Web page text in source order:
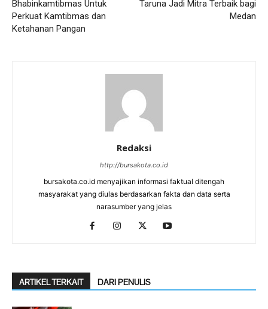
Bhabinkamtibmas Untuk
Perkuat Kamtibmas dan
Ketahanan Pangan
Taruna Jadi Mitra Terbaik bagi
Medan
Redaksi
http://bursakota.co.id
bursakota.co.id menyajikan informasi faktual ditengah
masyarakat yang diulas berdasarkan fakta dan data serta
narasumber yang jelas
ARTIKEL TERKAIT DARI PENULIS